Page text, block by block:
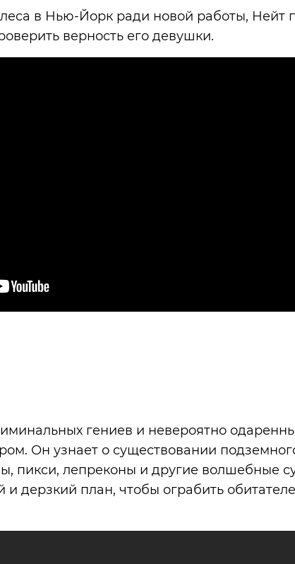
в Нью-Йорк ради новой работы, Нейт
верность его девушки.
гениев и невероятно
Он узнает о существовании
пикси, лепреконы и другие волшебные
дерзкий план, чтобы ограбить